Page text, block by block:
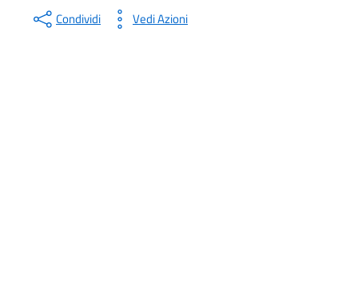
Condividi Vedi Azioni